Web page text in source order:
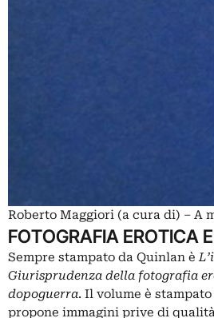
Roberto Maggiori (a cura di) – A
FOTOGRAFIA EROTICA
Sempre stampato da Quinlan è
Giurisprudenza della fotografia
dopoguerra. Il volume è
propone immagini prive di